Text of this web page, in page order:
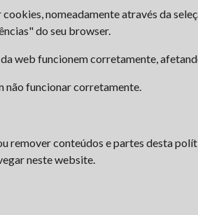
nomeadamente através da
do seu browser.
web funcionem corretamente,
não funcionar corretamente.
remover conteúdos e partes desta
neste website.